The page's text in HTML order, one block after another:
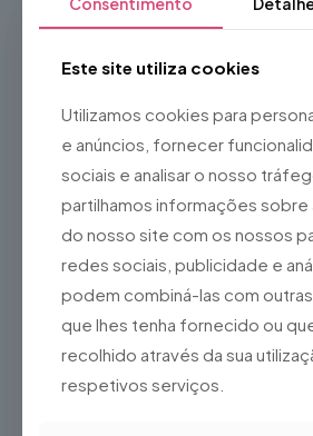
Estrutura leve e resistente
Fácil de transportar e posicionar
Adequada para utilização em
protegidos
Ideal para
Eventos temáticos
Escape Rooms
Montras
Produções de teatro, cinema e
Este site utiliza cookies
Utilizamos cookies para
e anúncios, fornecer
sociais e analisar o nosso
partilhamos informações sobre
do nosso site com os nossos
redes sociais, publicidade e
podem combiná-las com
que lhes tenha fornecido ou
recolhido através da sua
respetivos serviços.